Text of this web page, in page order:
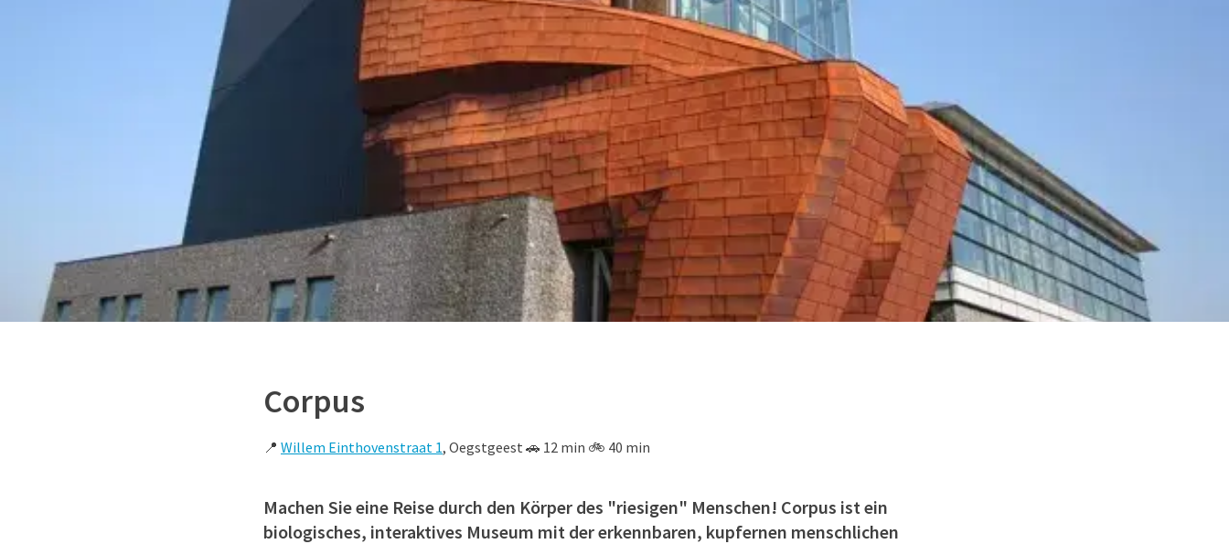
Corpus
📍 Willem Einthovenstraat 1, Oegstgeest 🚗 12 min 🚲 40 min
Machen Sie eine Reise durch den Körper des "riesigen" Menschen! Corpus ist ein
biologisches, interaktives Museum mit der erkennbaren, kupfernen menschlichen